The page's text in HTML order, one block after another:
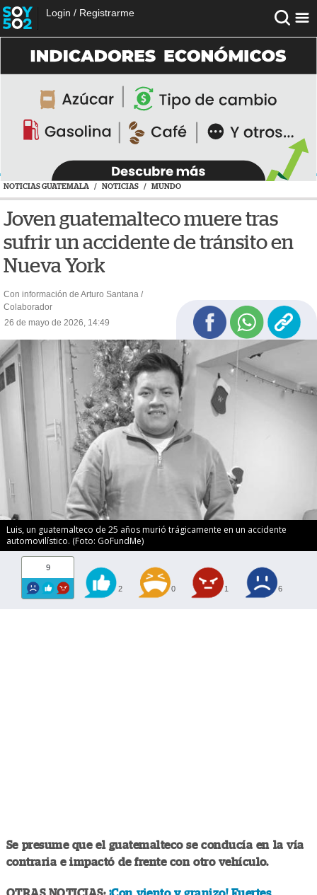
Login / Registrarme
NOTICIAS GUATEMALA / NOTICIAS / MUNDO
Joven guatemalteco muere tras
sufrir un accidente de tránsito en
Nueva York
Con información de Arturo Santana /
Colaborador
26 de mayo de 2026, 14:49
Luis, un guatemalteco de 25 años murió trágicamente en un accidente
automovilístico. (Foto: GoFundMe)
9
2 0 1 6
Se presume que el guatemalteco se conducía en la vía
contraria e impactó de frente con otro vehículo.